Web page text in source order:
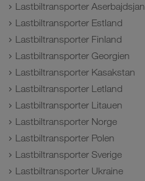
Lastbiltransporter Aserbajdsjan
Lastbiltransporter Estland
Lastbiltransporter Finland
Lastbiltransporter Georgien
Lastbiltransporter Kasakstan
Lastbiltransporter Letland
Lastbiltransporter Litauen
Lastbiltransporter Norge
Lastbiltransporter Polen
Lastbiltransporter Sverige
Lastbiltransporter Ukraine